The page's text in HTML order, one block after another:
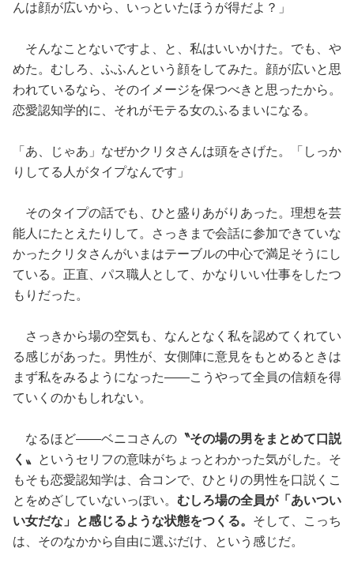
んは顔が広いから、いっといたほうが得だよ？」
そんなことないですよ、と、私はいいかけた。でも、や
めた。むしろ、ふふんという顔をしてみた。顔が広いと思
われているなら、そのイメージを保つべきと思ったから。
恋愛認知学的に、それがモテる女のふるまいになる。
「あ、じゃあ」なぜかクリタさんは頭をさげた。「しっか
りしてる人がタイプなんです」
そのタイプの話でも、ひと盛りあがりあった。理想を芸
能人にたとえたりして。さっきまで会話に参加できていな
かったクリタさんがいまはテーブルの中心で満足そうにし
ている。正直、パス職人として、かなりいい仕事をしたつ
もりだった。
さっきから場の空気も、なんとなく私を認めてくれてい
る感じがあった。男性が、女側陣に意見をもとめるときは
まず私をみるようになった——こうやって全員の信頼を得
ていくのかもしれない。
なるほど——ベニコさんの 〝その場の男をまとめて口説
く〟
というセリフの意味がちょっとわかった気がした。そ
もそも恋愛認知学は、合コンで、ひとりの男性を口説くこ
とをめざしていないっぽい。 むしろ場の全員が「あいつい
い女だな」と感じるような状態をつくる。 そして、こっち
は、そのなかから自由に選ぶだけ、という感じだ。